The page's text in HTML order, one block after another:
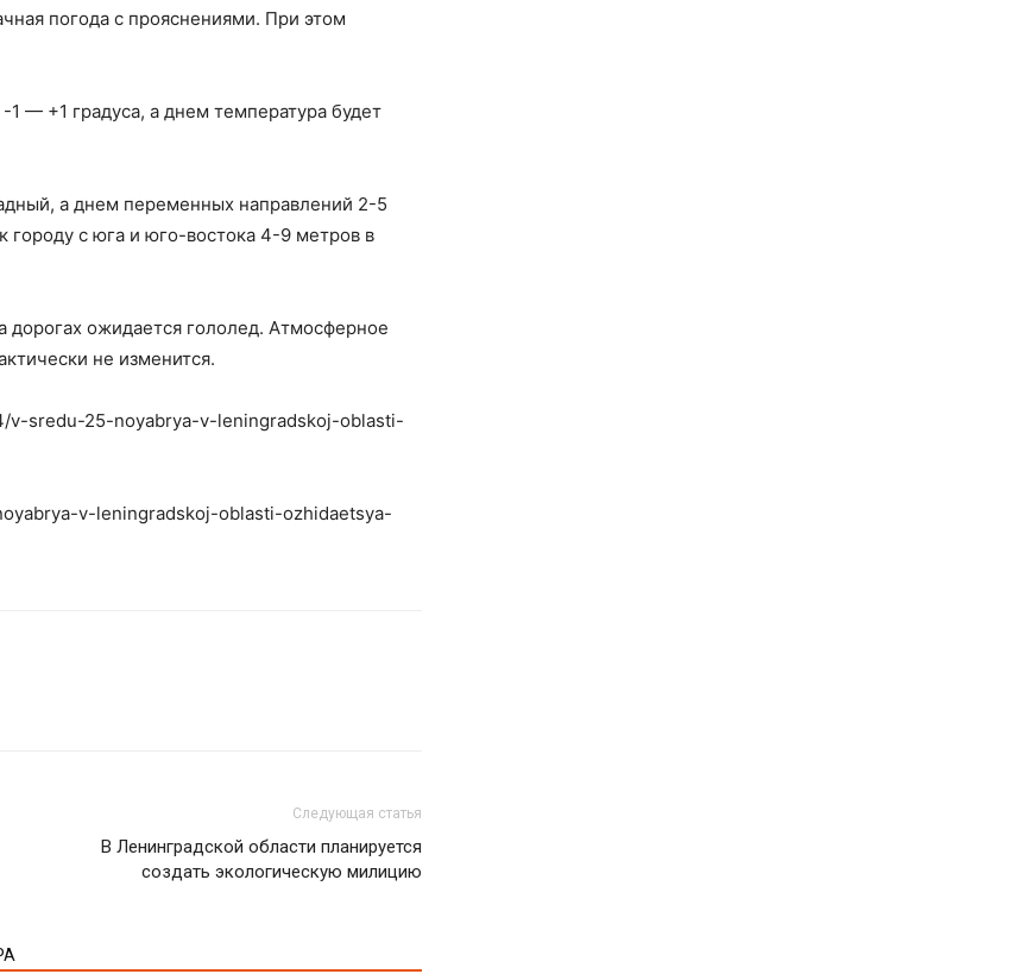
погода с прояснениями. При этом
1 — +1 градуса, а днем температура ​​будет
а днем переменных направлений 2-5
городу с юга и юго-востока 4-9 метров в
ожидается гололед. Атмосферное
не изменится.
v-sredu-25-noyabrya-v-leningradskoj-oblasti-
v-leningradskoj-oblasti-ozhidaetsya-
Следующая статья
В Ленинградской области планируется
создать экологическую милицию